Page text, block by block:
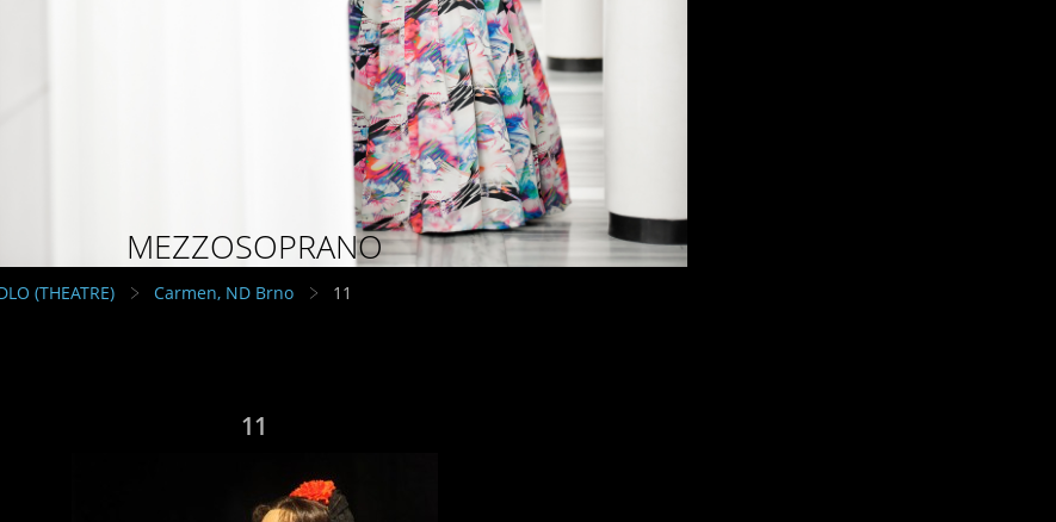
MEZZOSOPRANO
(THEATRE) Carmen, ND Brno 11
11